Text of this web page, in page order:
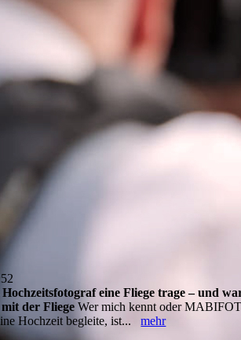
Hochzeitsfotograf eine Fliege trage – und
mit der Fliege Wer mich kennt oder
Hochzeit begleite, ist...mehr